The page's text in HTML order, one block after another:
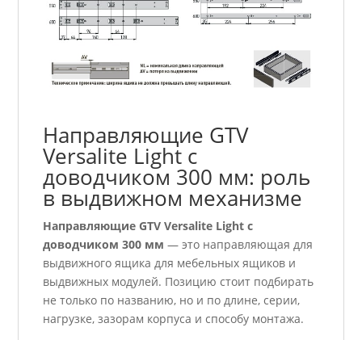
Направляющие GTV
Versalite Light с
доводчиком 300 мм: роль
в выдвижном механизме
Направляющие GTV Versalite Light с
доводчиком 300 мм — это направляющая для
выдвижного ящика для мебельных ящиков и
выдвижных модулей. Позицию стоит подбирать
не только по названию, но и по длине, серии,
нагрузке, зазорам корпуса и способу монтажа.